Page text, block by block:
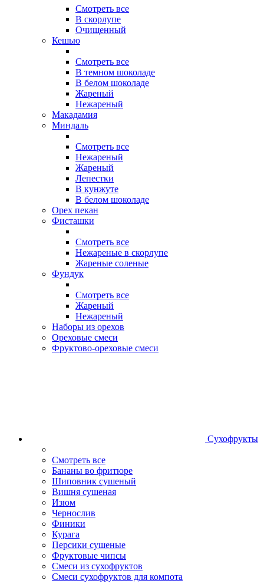
Смотреть все
В скорлупе
Очищенный
Кешью
Смотреть все
В темном шоколаде
В белом шоколаде
Жареный
Нежареный
Макадамия
Миндаль
Смотреть все
Нежареный
Жареный
Лепестки
В кунжуте
В белом шоколаде
Орех пекан
Фисташки
Смотреть все
Нежареные в скорлупе
Жареные соленые
Фундук
Смотреть все
Жареный
Нежареный
Наборы из орехов
Ореховые смеси
Фруктово-ореховые смеси
Сухофрукты
Смотреть все
Бананы во фритюре
Шиповник сушеный
Вишня сушеная
Изюм
Чернослив
Финики
Курага
Персики сушеные
Фруктовые чипсы
Смеси из сухофруктов
Смеси сухофруктов для компота